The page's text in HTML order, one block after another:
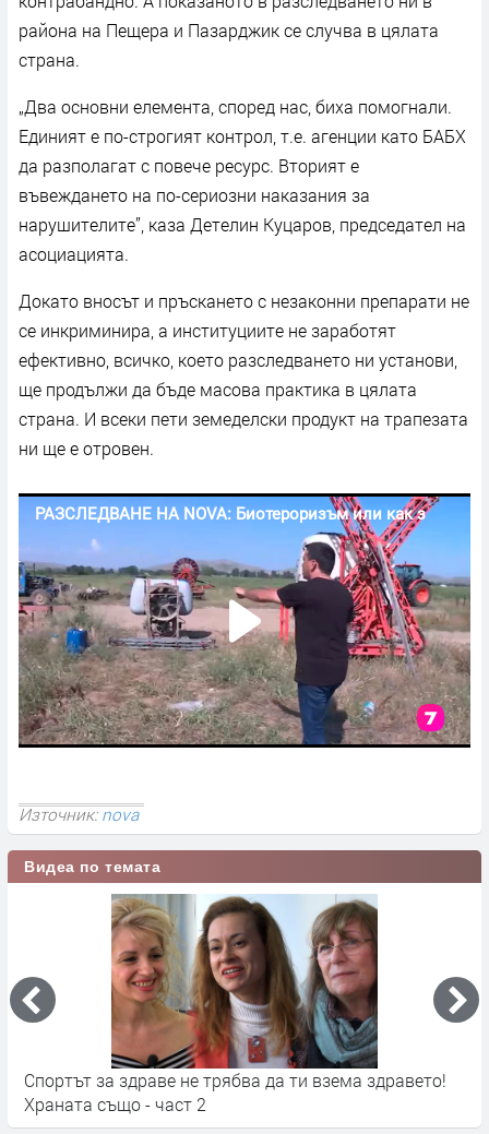
района на Пещера и Пазарджик се случва в цялата
страна.
„Два основни елемента, според нас, биха помогнали.
Единият е по-строгият контрол, т.е. агенции като БАБХ
да разполагат с повече ресурс. Вторият е
въвеждането на по-сериозни наказания за
нарушителите”, каза Детелин Куцаров, председател на
асоциацията.
Докато вносът и пръскането с незаконни препарати не
се инкриминира, а институциите не заработят
ефективно, всичко, което разследването ни установи,
ще продължи да бъде масова практика в цялата
страна. И всеки пети земеделски продукт на трапезата
ни ще е отровен.
Източник:nova
Видеа по темата
Спортът за здраве не трябва да ти взема здравето!
Храната също - част 2